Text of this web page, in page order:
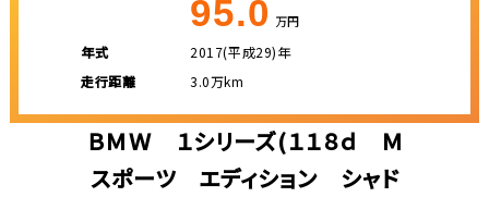
95.0 万円
年式
2017(平成29)年
走行距離
3.0万km
ＢＭＷ １シリーズ(１１８ｄ Ｍ
スポーツ エディション シャド